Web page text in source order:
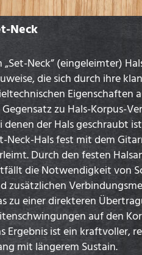
Neck
„Set-Neck” (eingeleimter)
die sich durch ihre
Eigenschaften
zu Hals-Korpus-
denen der Hals geschraubt
Neck-Hals fest mit dem
Durch den festen
die Notwendigkeit von
zusätzlichen
zu einer direkteren
auf den
Ergebnis ist ein kraftvoller,
mit längerem Sustain.